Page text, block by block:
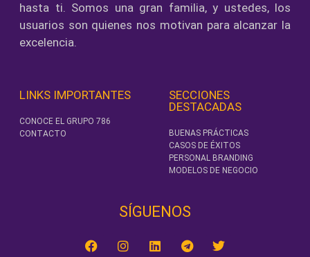
hasta ti. Somos una gran familia, y ustedes, los
usuarios son quienes nos motivan para alcanzar la
excelencia.
LINKS IMPORTANTES
CONOCE EL GRUPO 786
CONTACTO
SECCIONES
DESTACADAS
BUENAS PRÁCTICAS
CASOS DE ÉXITOS
PERSONAL BRANDING
MODELOS DE NEGOCIO
SÍGUENOS‎